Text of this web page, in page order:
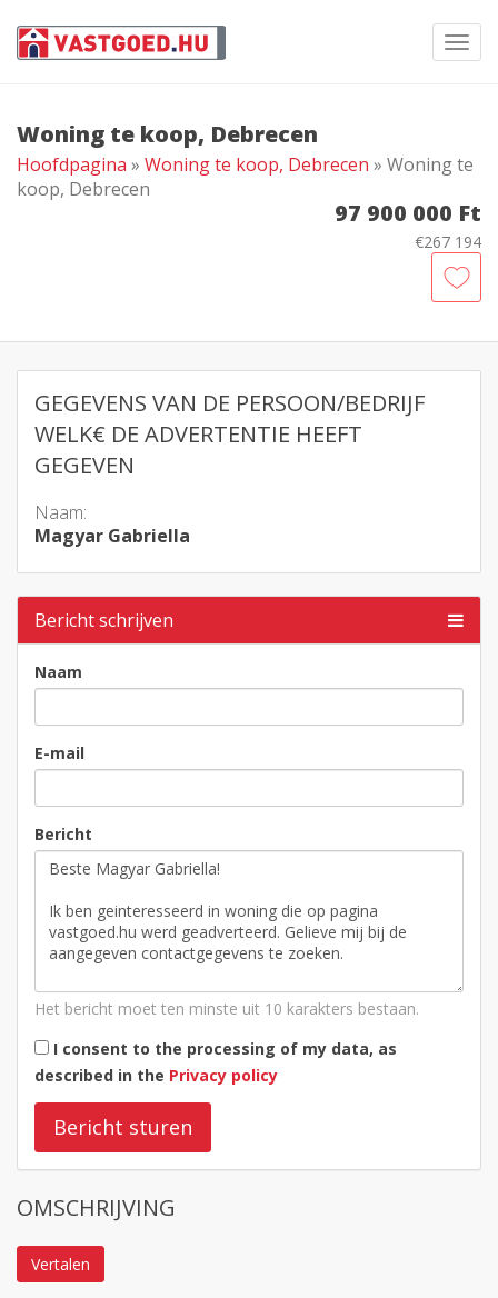
Woning te koop, Debrecen
Hoofdpagina » Woning te koop, Debrecen » Woning te
koop, Debrecen
97 900 000 Ft
€267 194
GEGEVENS VAN DE PERSOON/BEDRIJF
WELK€ DE ADVERTENTIE HEEFT
GEGEVEN
Naam:
Magyar Gabriella
Bericht schrijven
Naam
E-mail
Bericht
Het bericht moet ten minste uit 10 karakters bestaan.
I consent to the processing of my data, as
described in the Privacy policy
Bericht sturen
OMSCHRIJVING
Vertalen